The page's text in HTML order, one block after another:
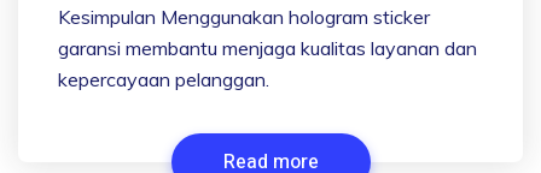
Kesimpulan Menggunakan hologram sticker
garansi membantu menjaga kualitas layanan dan
kepercayaan pelanggan.
Read more